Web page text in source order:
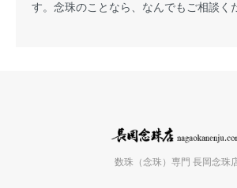
す。念珠のことなら、なんでもご相談く
数珠（念珠）専門 長岡念珠